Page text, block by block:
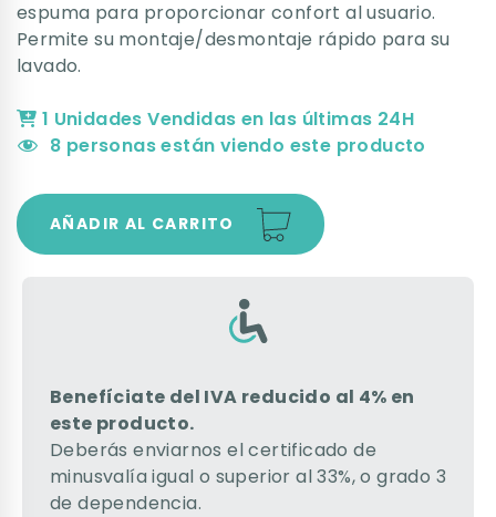
espuma para proporcionar confort al usuario.
Permite su montaje/desmontaje rápido para su
lavado.
1 Unidades Vendidas en las últimas 24H
8 personas están viendo este producto
AÑADIR AL CARRITO
Benefíciate del IVA reducido al 4% en
este producto.
Deberás enviarnos el certificado de
minusvalía igual o superior al 33%, o grado 3
de dependencia.